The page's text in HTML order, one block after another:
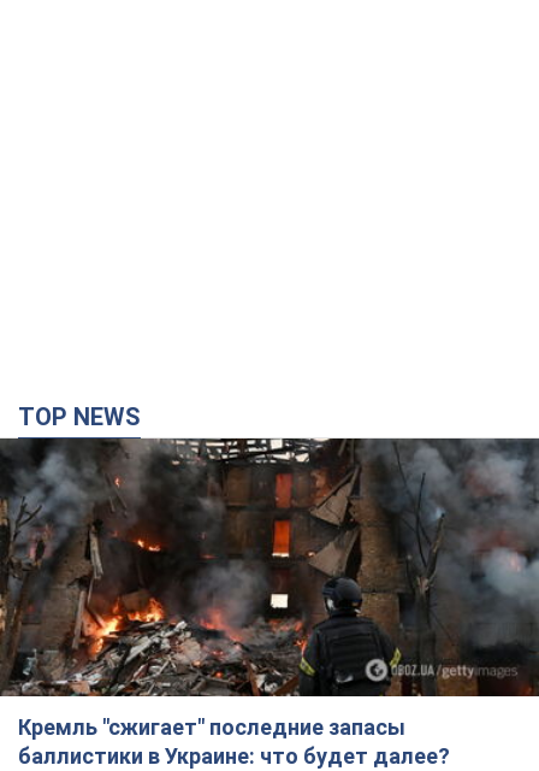
TOP NEWS
Кремль "сжигает" последние запасы
баллистики в Украине: что будет далее?